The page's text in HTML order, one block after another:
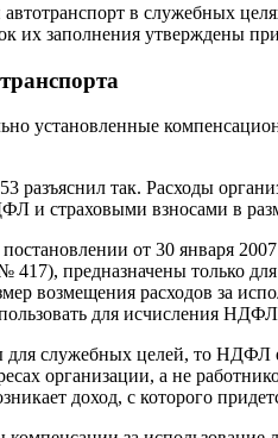
в служебных
их заполнения утверждены
установленные
так. Расходы
и страховыми взносами в
от 30 января
предназначены только
возмещения расходов за
для исчисления
для служебных целей, то
организации, а не
доход, с которого